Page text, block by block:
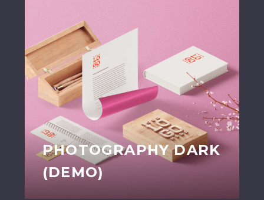
PHOTOGRAPHY DARK
(DEMO)